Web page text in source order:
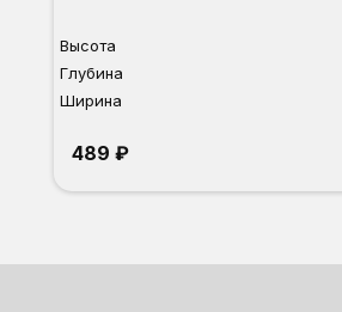
Высота
Глубина
Ширина
489 ₽